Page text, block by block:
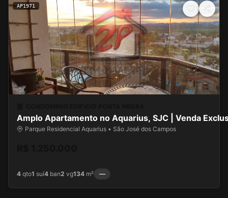
AP1971
Amplo Apartamento no Aquarius, SJC | Venda
Parque Residencial Aquarius • São José dos Campos
4 qto1 suí4 ban2 vg134 m² —